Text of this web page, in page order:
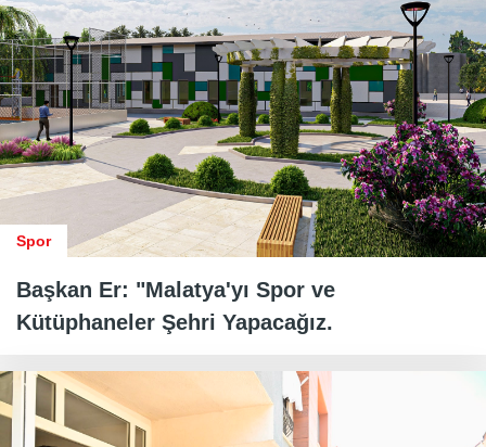
Spor
Başkan Er: "Malatya'yı Spor ve
Kütüphaneler Şehri Yapacağız.